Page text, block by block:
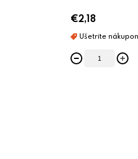
€2,18